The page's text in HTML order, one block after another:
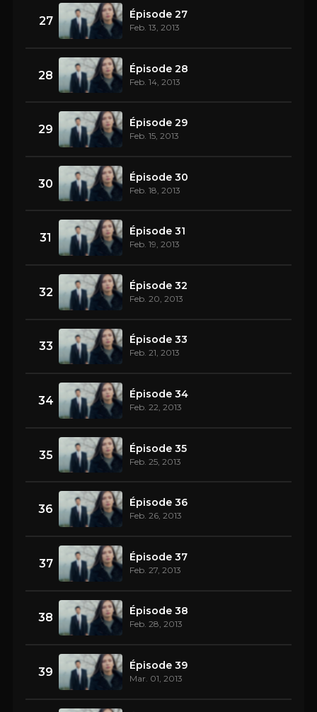
27 Épisode 27
Feb. 13, 2013
28 Épisode 28
Feb. 14, 2013
29 Épisode 29
Feb. 15, 2013
30 Épisode 30
Feb. 18, 2013
31 Épisode 31
Feb. 19, 2013
32 Épisode 32
Feb. 20, 2013
33 Épisode 33
Feb. 21, 2013
34 Épisode 34
Feb. 22, 2013
35 Épisode 35
Feb. 25, 2013
36 Épisode 36
Feb. 26, 2013
37 Épisode 37
Feb. 27, 2013
38 Épisode 38
Feb. 28, 2013
39 Épisode 39
Mar. 01, 2013